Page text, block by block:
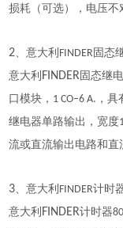
损耗（可选），电压不
2、意大利 FINDER 固态
意大利 FINDER固态继
口模块， 1 CO–6 A. ，具
继电器单路输出，宽度
流或直流输出电路和直
3、意大利 FINDER计时
意大利 FINDER计时器